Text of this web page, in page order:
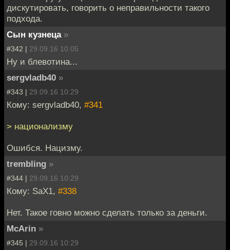
дискутировать, говорить о неправильности такого
подхода.
Сын кузнеца »
#342 | 29.09.16 10:05
Ну и блевотина...
sergvladb40 »
#343 | 29.09.16 10:29
Кому: sergvladb40, #341
> национализму
Ошибся. Нацизму.
trembling »
#344 | 29.09.16 10:29
Кому: SaX1, #338
Нет. Такое говно можно сделать только за деньги.
McArin »
#345 | 29.09.16 10:29